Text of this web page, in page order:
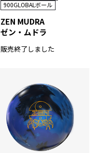
900GLOBALボール
ZEN MUDRA
ゼン・ムドラ
販売終了しました